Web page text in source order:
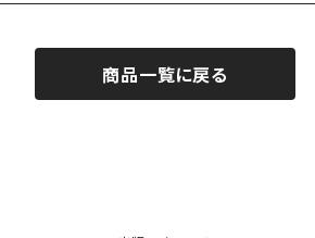
商品一覧に戻る